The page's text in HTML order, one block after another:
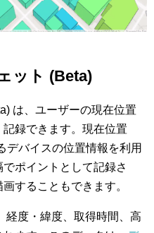
ット (Beta)
は、ユーザーの現在位置
録できます。現在位置
デバイスの位置情報を利用
ポイントとして記録さ
することもできます。
経度・緯度、取得時間、高